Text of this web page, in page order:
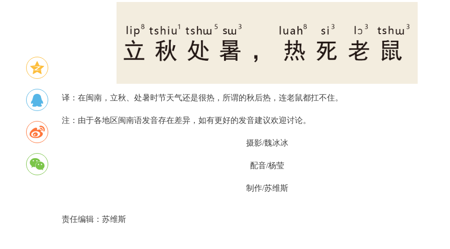
译：在闽南，立秋、处暑时节天气还是很热，所谓的秋后热，连老鼠都扛不住。
注：由于各地区闽南语发音存在差异，如有更好的发音建议欢迎讨论。
摄影/魏冰冰
配音/杨莹
制作/苏维斯
责任编辑： 苏维斯